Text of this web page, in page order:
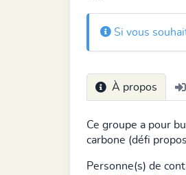
Si vous
À propos
Ce groupe a pour
carbone (défi
Personne(s) de